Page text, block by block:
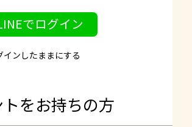
でログイン
インしたままにする
をお持ちの方